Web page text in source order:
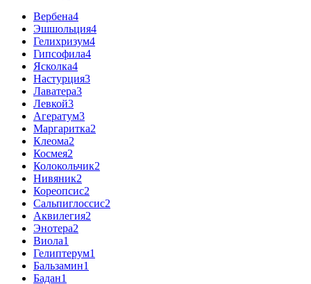
Вербена4
Эшшольция4
Гелихризум4
Гипсофила4
Ясколка4
Настурция3
Лаватера3
Левкой3
Агератум3
Маргаритка2
Клеома2
Космея2
Колокольчик2
Нивяник2
Кореопсис2
Сальпиглоссис2
Аквилегия2
Энотера2
Виола1
Гелиптерум1
Бальзамин1
Бадан1